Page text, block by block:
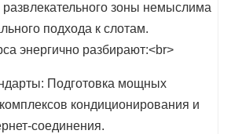
зоны немыслима
подхода к слотам.
энергично разбирают:<br>
Подготовка мощных
кондиционирования и
соединения.